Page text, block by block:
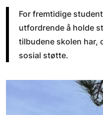
For fremtidige
utfordrende å holde
tilbudene skolen har,
sosial støtte.